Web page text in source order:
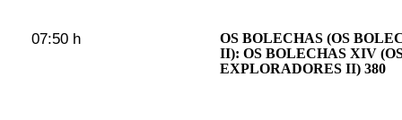
07:50 h
OS BOLECHAS (OS
II): OS BOLECHAS XIV
EXPLORADORES II) 380